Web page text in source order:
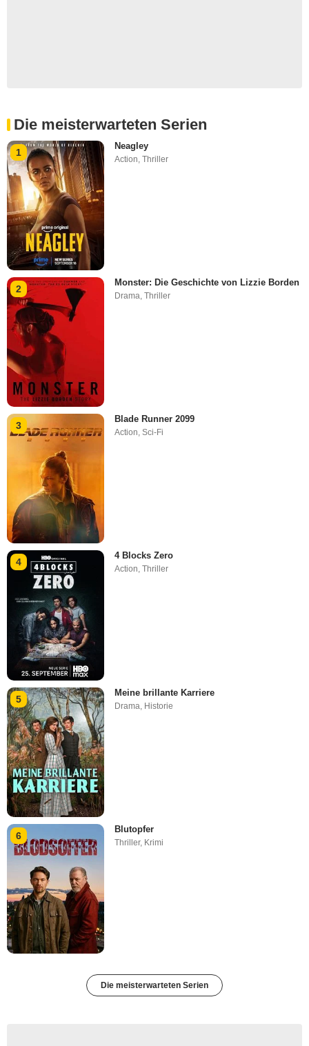
Die meisterwarteten Serien
1
Neagley
Action ,Thriller
2
Monster: Die Geschichte von Lizzie Borden
Drama,Thriller
3
Blade Runner 2099
Action,Sci-Fi
4
4 Blocks Zero
Action,Thriller
5
Meine brillante Karriere
Drama Historie
6
Blutopfer
Thriller, Krimi
Die meisterwarteten Serien